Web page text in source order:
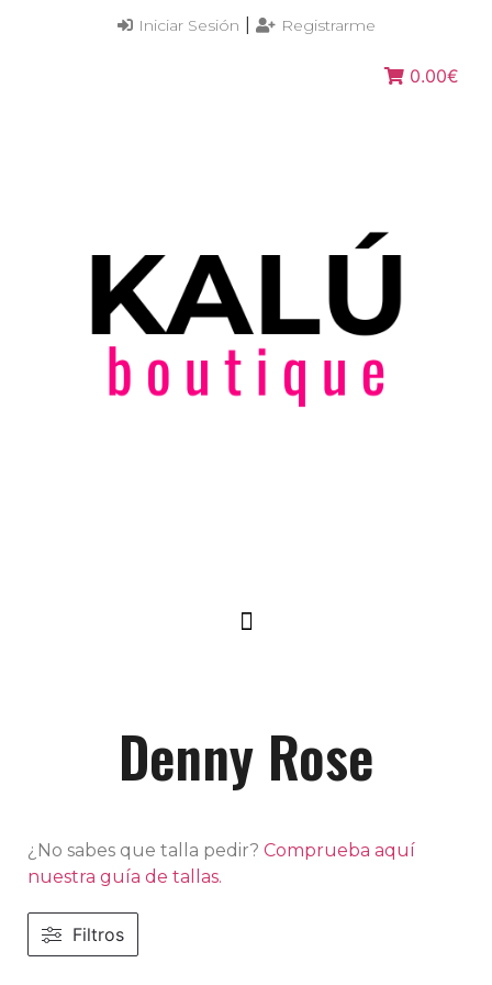
Iniciar Sesión Registrarme
0.00€
Denny Rose
¿No sabes que talla pedir? Comprueba aquí
nuestra guía de tallas.
Filtros